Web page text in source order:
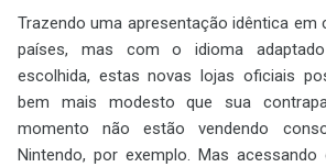
Trazendo uma apresentação idêntica em
países, mas com o idioma
escolhida, estas novas lojas oficiais
bem mais modesto que sua
momento não estão vendendo
Nintendo, por exemplo. Mas acessando